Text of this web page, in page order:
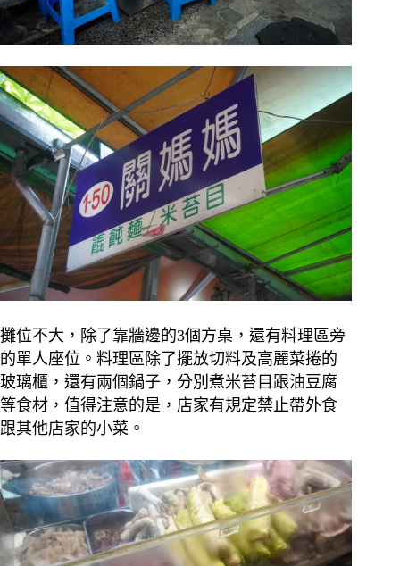
攤位不大，除了靠牆邊的3個方桌，還有料理區旁
的單人座位。料理區除了擺放切料及高麗菜捲的
玻璃櫃，還有兩個鍋子，分別煮米苔目跟油豆腐
等食材，值得注意的是，店家有規定禁止帶外食
跟其他店家的小菜。